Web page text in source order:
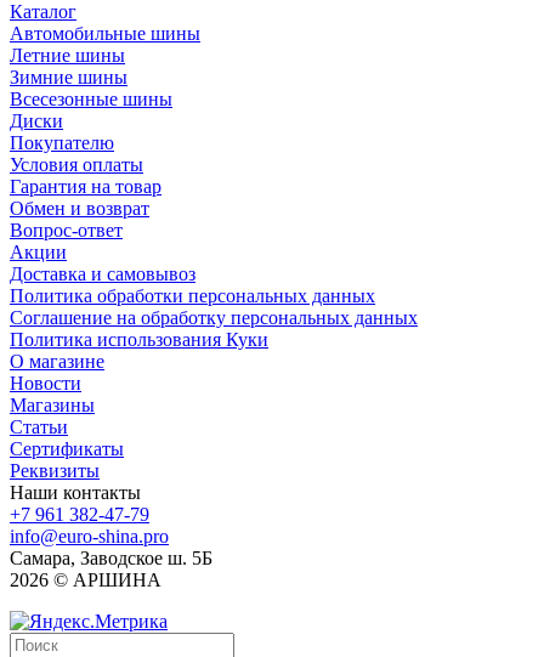
Каталог
Автомобильные шины
Летние шины
Зимние шины
Всесезонные шины
Диски
Покупателю
Условия оплаты
Гарантия на товар
Обмен и возврат
Вопрос-ответ
Акции
Доставка и самовывоз
Политика обработки персональных данных
Соглашение на обработку персональных данных
Политика использования Куки
О магазине
Новости
Магазины
Статьи
Сертификаты
Реквизиты
Наши контакты
+7 961 382-47-79
info@euro-shina.pro
Самара, Заводское ш. 5Б
2026 © АРШИНА